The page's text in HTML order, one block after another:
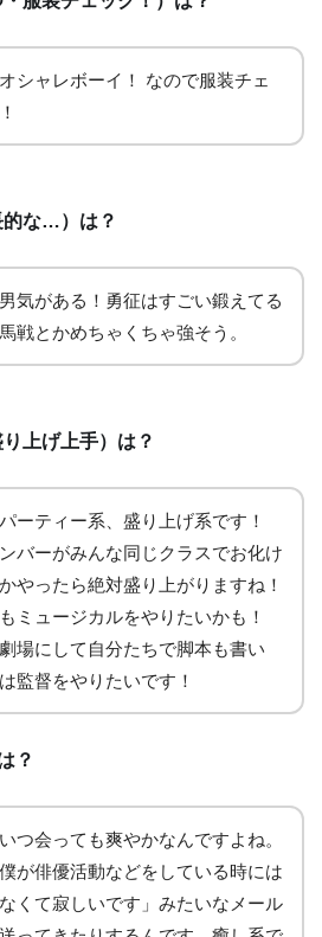
シャレボーイ！ なので服装チェ
的な…）は？
気がある！勇征はすごい鍛えてる
戦とかめちゃくちゃ強そう。
上げ上手）は？
ーティー系、盛り上げ系です！
バーがみんな同じクラスでお化け
やったら絶対盛り上がりますね！
ミュージカルをやりたいかも！
場にして自分たちで脚本も書い
監督をやりたいです！
？
つ会っても爽やかなんですよね。
が俳優活動などをしている時には
なくて寂しいです」みたいなメール